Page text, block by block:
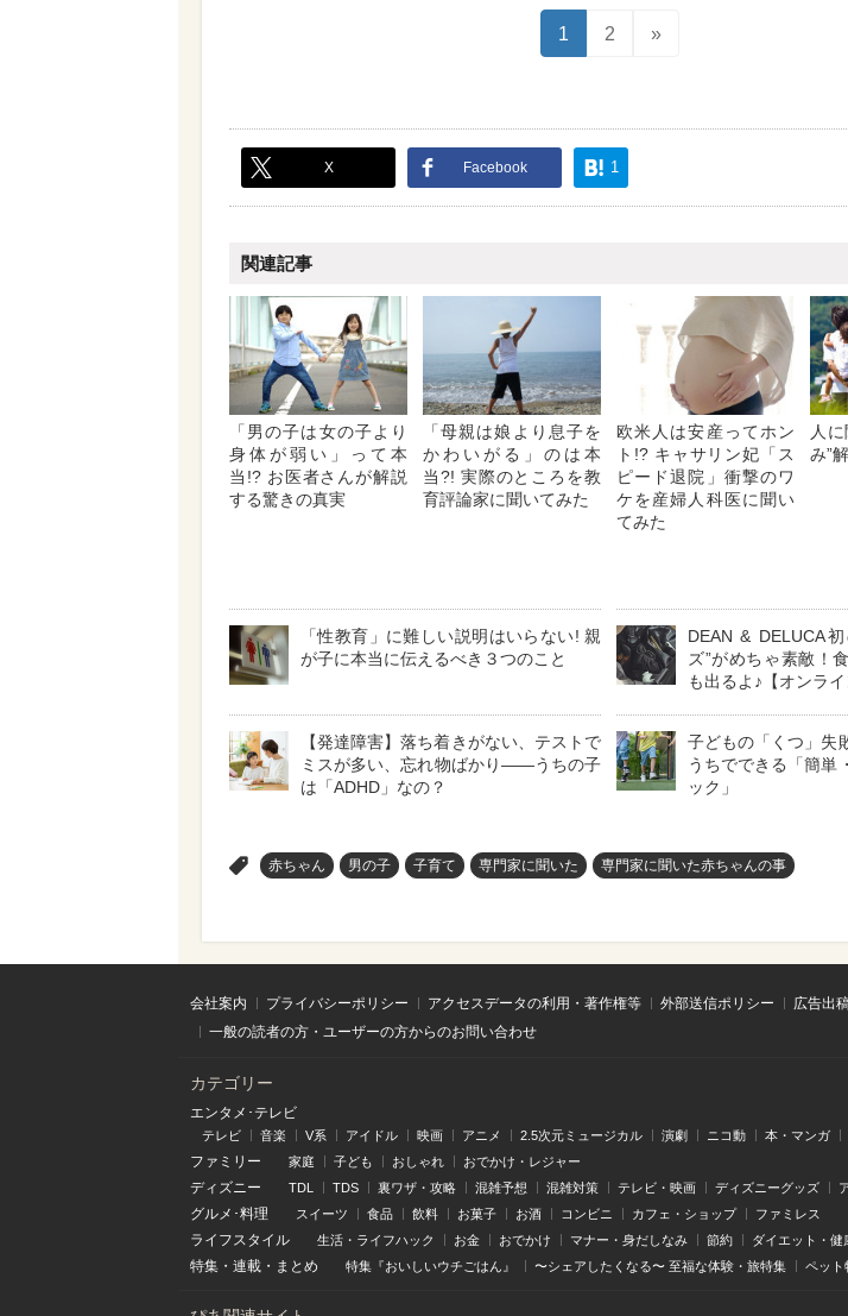
1 2 »
X Facebook 1
関連記事
「男の子は女の子より
身体が弱い」って本
当!? お医者さんが解説
する驚きの真実
「母親は娘より息子を
かわいがる」のは本
当?! 実際のところを教
育評論家に聞いてみた
欧米人は安産ってホン
ト!? キャサリン妃「ス
ピード退院」衝撃のワ
ケを産婦人科医に聞い
てみた
人
み”
「性教育」に難しい説明はいらない! 親
が子に本当に伝えるべき３つのこと
DEAN & DELUCA
ズ”がめちゃ素敵！
も出るよ♪【オンライ
【発達障害】落ち着きがない、テストで
ミスが多い、忘れ物ばかり――うちの子
は「ADHD」なの？
子どもの「くつ」失
うちでできる「簡単
ック」
赤ちゃん 男の子 子育て 専門家に聞いた 専門家に聞いた赤ちゃんの事
会社案内 プライバシーポリシー アクセスデータの利用・著作権等 外部送信ポリシー
広告出
一般の読者の方・ユーザーの方からのお問い合わせ
カテゴリー
エンタメ･テレビ
テレビ 音楽 V系 アイドル 映画 アニメ 2.5次元ミュージカル 演劇 ニコ動 本・マンガ
ファミリー 家庭 子ども おしゃれ おでかけ・レジャー
ディズニー TDL TDS 裏ワザ・攻略 混雑予想 混雑対策 テレビ・映画 ディズニーグッズ
グルメ･料理 スイーツ 食品 飲料 お菓子 お酒 コンビニ カフェ・ショップ ファミレス
ライフスタイル 生活・ライフハック お金 おでかけ マナー・身だしなみ 節約 ダイエット・健
特集 ・ 連載 ・ まとめ 特集『おいしいウチごはん』 〜シェアしたくなる〜 至福な体験・旅特集 ペット